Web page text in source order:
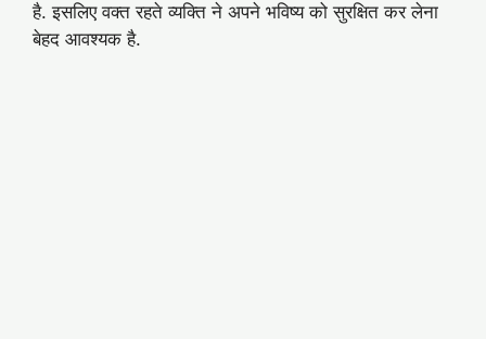
है. इसलिए वक्त रहते व्यक्ति ने अपने भविष्य को सुरक्षित कर लेना
बेहद आवश्यक है.